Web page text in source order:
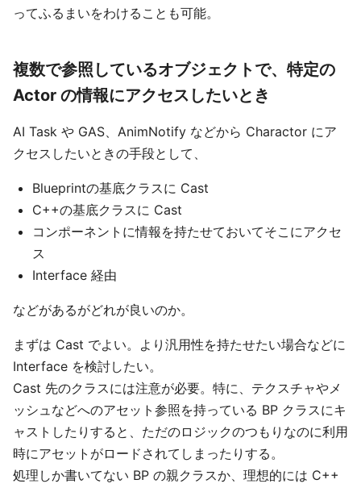
ってふるまいをわけることも可能。
複数で参照しているオブジェクトで、特定の
Actor の情報にアクセスしたいとき
AI Task や GAS、AnimNotify などから Charactor にア
クセスしたいときの手段として、
Blueprintの基底クラスに Cast
C++の基底クラスに Cast
コンポーネントに情報を持たせておいてそこにアクセ
ス
Interface 経由
などがあるがどれが良いのか。
まずは Cast でよい。より汎用性を持たせたい場合などに
Interface を検討したい。
Cast 先のクラスには注意が必要。特に、テクスチャやメ
ッシュなどへのアセット参照を持っている BP クラスにキ
ャストしたりすると、ただのロジックのつもりなのに利用
時にアセットがロードされてしまったりする。
処理しか書いてない BP の親クラスか、理想的には C++